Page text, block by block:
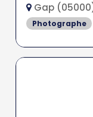
Gap
Photographe